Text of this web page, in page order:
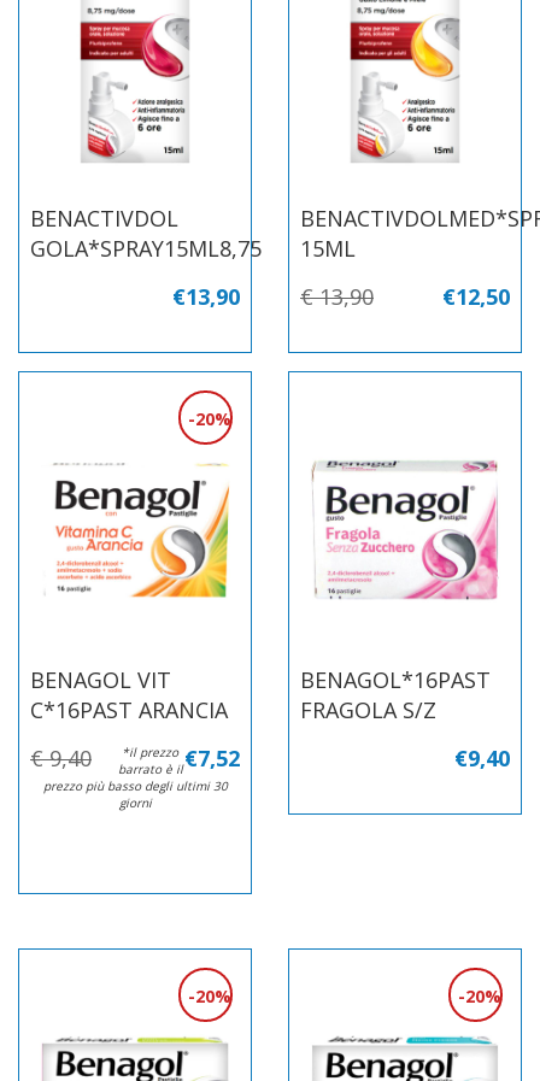
BENACTIVDOL
GOLA*SPRAY15ML8,75
€13,90
15ML
€ 13,90 €12,50
BENAGOL VIT
C*16PAST ARANCIA
20%
€ 9,40 €7,52
*il prezzo
barrato è il
prezzo più basso degli ultimi 30
giorni
BENAGOL*16PAST
FRAGOLA S/Z
€9,40
20% 20%